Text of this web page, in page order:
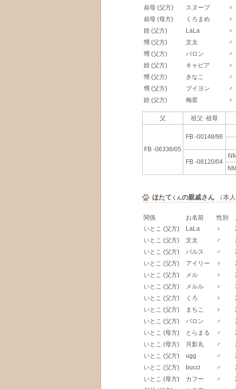
叔母 (父方) スヌープ ♀
叔母 (母方) くろまめ ♀
姪 (父方) LaLa ♀
甥 (父方) 文太 ♂
甥 (父方) バロン ♂
姪 (父方) キャビア ♀
甥 (父方) きなこ ♂
甥 (父方) ブイヨン ♂
姪 (父方) 梅星 ♀
父 祖父･祖母
FB -06336/05
FB -00148/98
FB -08120/04
ほたて くんの親戚さん （本
関係 お名前 性別
いとこ (父方)
LaLa ♀
いとこ (父方) 文太 ♂
いとこ (父方) パルス ♂
いとこ (父方) アイリー ♀
いとこ (父方) メル ♀
いとこ (父方) メルル ♀
いとこ (父方) くろ ♀
いとこ (父方) まちこ ♀
いとこ (父方) バロン ♂
いとこ (母方) とらまる ♂
いとこ (母方) 月影丸 ♂
いとこ (父方) ugg ♂
いとこ (父方) bucci ♂
いとこ (母方) カフー ♂